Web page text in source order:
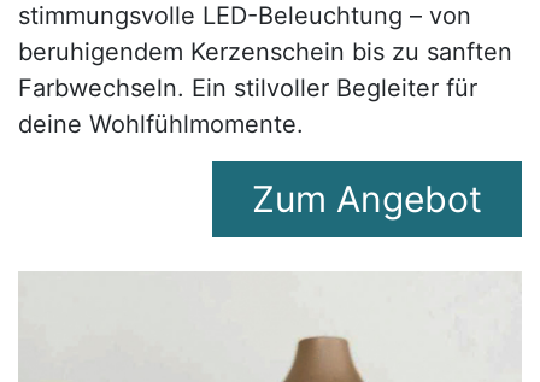
stimmungsvolle LED-Beleuchtung – von
beruhigendem Kerzenschein bis zu sanften
Farbwechseln. Ein stilvoller Begleiter für
deine Wohlfühlmomente.
Zum A​​​​ngebot